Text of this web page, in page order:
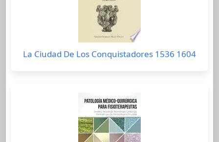
La Ciudad De Los Conquistadores 1536 1604